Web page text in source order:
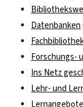
Datenbanken
Forschungs-
Ins Netz
Lehr- und